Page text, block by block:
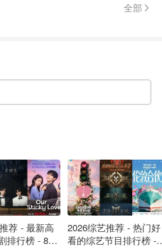
都懵了，心瞬间“凉透了”。
他的心脏，而且除了他们，
这简直是一个巨大的打
终，这颗心脏在拜伦的葬礼
示，拜伦当时被发现在一栋
全部
荐 - 最新高
排行榜 - 8月
2026综艺推荐 - 热门好
看的综艺节目排行榜 -